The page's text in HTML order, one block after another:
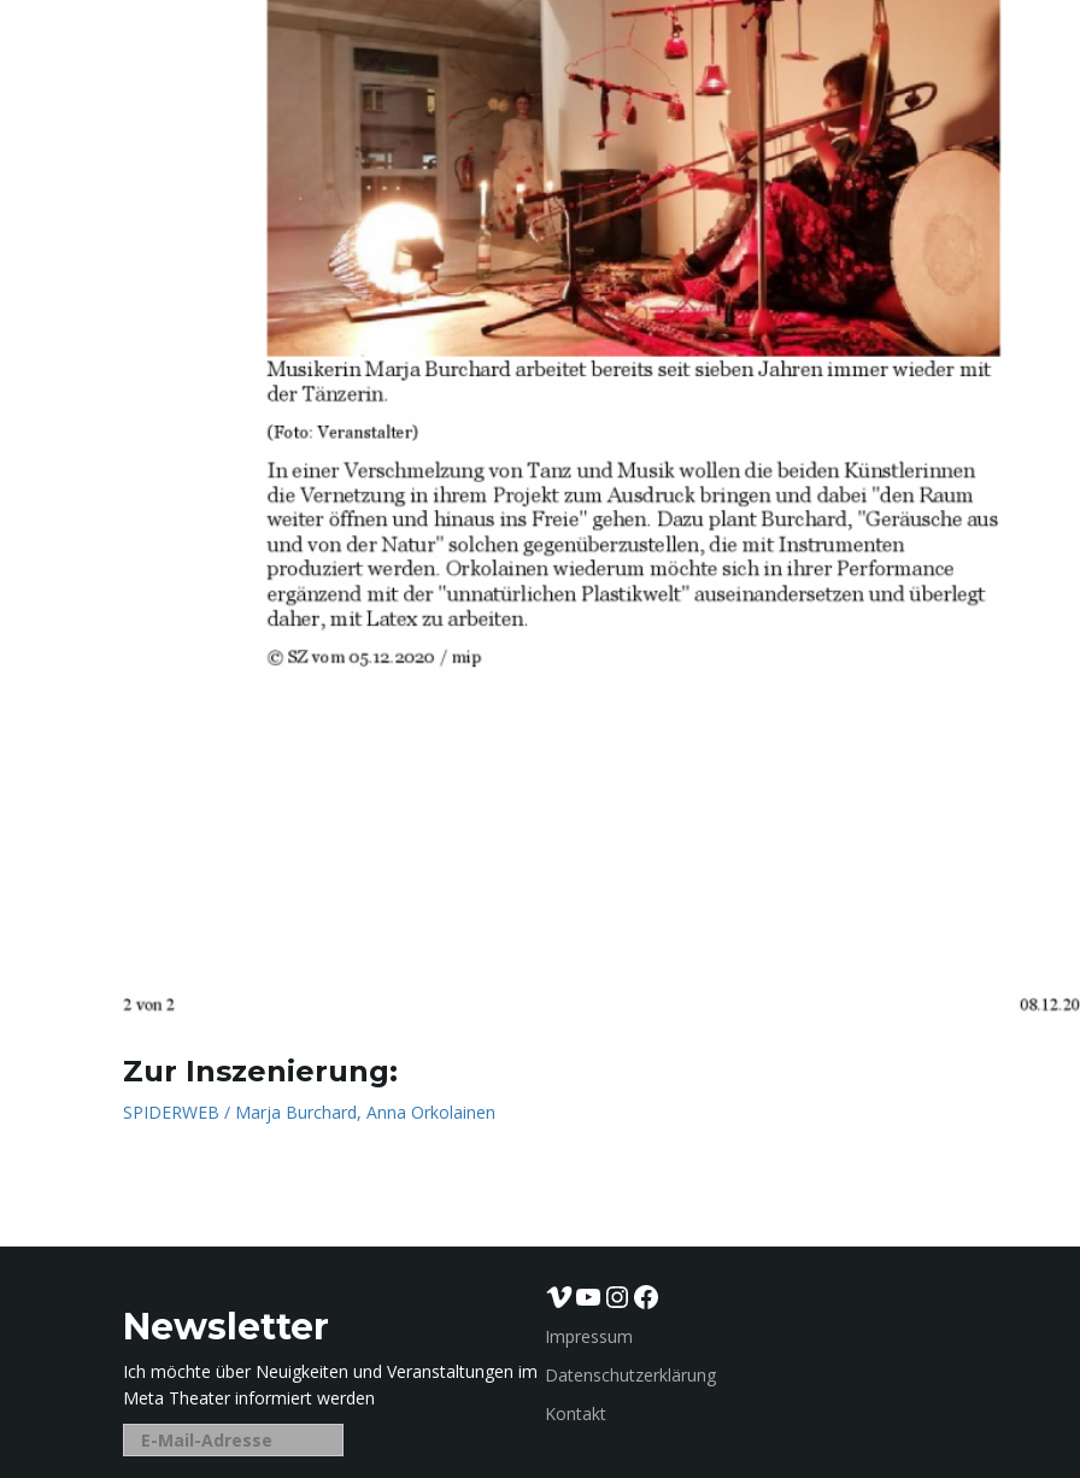
Zur Inszenierung:
SPIDERWEB / Marja Burchard, Anna Orkolainen
Newsletter
Ich möchte über Neuigkeiten und Veranstaltungen im
Meta Theater informiert werden
Vimeo YouTube InstagramFacebook
Impressum
Datenschutzerklärung
Kontakt